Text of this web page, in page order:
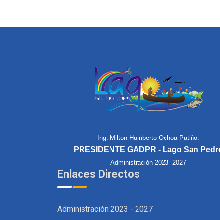
Ing. Milton Humberto Ochoa Patiño.
PRESIDENTE GADPR - Lago San
Administración 2023 -2027
Enlaces Directos
Administración 2023 - 2027